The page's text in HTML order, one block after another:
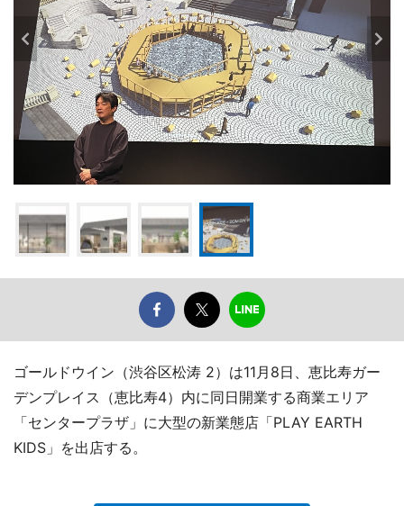
ゴールドウイン（渋谷区松涛 2）は11月8日、恵比寿ガー
デンプレイス（恵比寿4）内に同日開業する商業エリア
「センタープラザ」に大型の新業態店「PLAY EARTH
KIDS」を出店する。